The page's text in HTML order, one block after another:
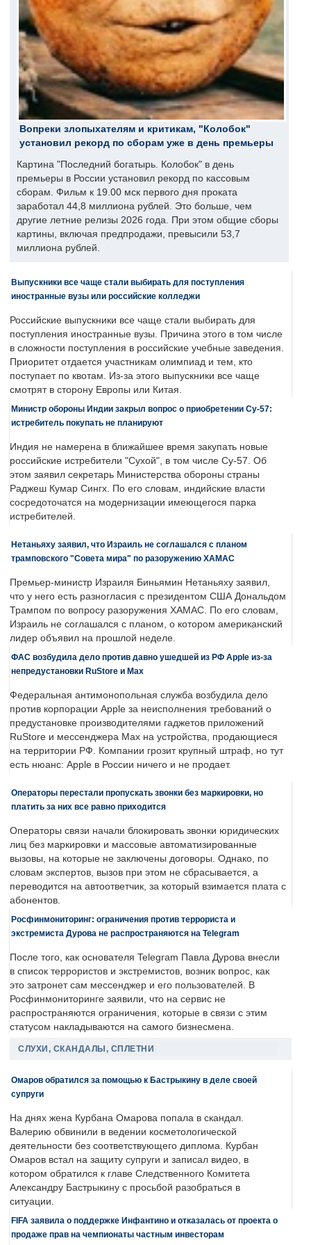
Вопреки злопыхателям и критикам, "Колобок"
установил рекорд по сборам уже в день премьеры
Картина "Последний богатырь. Колобок" в день
премьеры в России установил рекорд по кассовым
сборам. Фильм к 19.00 мск первого дня проката
заработал 44,8 миллиона рублей. Это больше, чем
другие летние релизы 2026 года. При этом общие сборы
картины, включая предпродажи, превысили 53,7
миллиона рублей.
Выпускники все чаще стали выбирать для поступления
иностранные вузы или российские колледжи
Российские выпускники все чаще стали выбирать для
поступления иностранные вузы. Причина этого в том числе
в сложности поступления в российские учебные заведения.
Приоритет отдается участникам олимпиад и тем, кто
поступает по квотам. Из-за этого выпускники все чаще
смотрят в сторону Европы или Китая.
Министр обороны Индии закрыл вопрос о приобретении Су-57:
истребитель покупать не планируют
Индия не намерена в ближайшее время закупать новые
российские истребители "Сухой", в том числе Су-57. Об
этом заявил секретарь Министерства обороны страны
Раджеш Кумар Сингх. По его словам, индийские власти
сосредоточатся на модернизации имеющегося парка
истребителей.
Нетаньяху заявил, что Израиль не соглашался с планом
трамповского "Совета мира" по разоружению ХАМАС
Премьер-министр Израиля Биньямин Нетаньяху заявил,
что у него есть разногласия с президентом США Дональдом
Трампом по вопросу разоружения ХАМАС. По его словам,
Израиль не соглашался с планом, о котором американский
лидер объявил на прошлой неделе.
ФАС возбудила дело против давно ушедшей из РФ Apple из-за
непредустановки RuStore и Max
Федеральная антимонопольная служба возбудила дело
против корпорации Apple за неисполнения требований о
предустановке производителями гаджетов приложений
RuStore и мессенджера Max на устройства, продающиеся
на территории РФ. Компании грозит крупный штраф, но тут
есть нюанс: Apple в России ничего и не продает.
Операторы перестали пропускать звонки без маркировки, но
платить за них все равно приходится
Операторы связи начали блокировать звонки юридических
лиц без маркировки и массовые автоматизированные
вызовы, на которые не заключены договоры. Однако, по
словам экспертов, вызов при этом не сбрасывается, а
переводится на автоответчик, за который взимается плата с
абонентов.
Росфинмониторинг: ограничения против террориста и
экстремиста Дурова не распространяются на Telegram
После того, как основателя Telegram Павла Дурова внесли
в список террористов и экстремистов, возник вопрос, как
это затронет сам мессенджер и его пользователей. В
Росфинмониторинге заявили, что на сервис не
распространяются ограничения, которые в связи с этим
статусом накладываются на самого бизнесмена.
СЛУХИ, СКАНДАЛЫ, СПЛЕТНИ
Омаров обратился за помощью к Бастрыкину в деле своей
супруги
На днях жена Курбана Омарова попала в скандал.
Валерию обвинили в ведении косметологической
деятельности без соответствующего диплома. Курбан
Омаров встал на защиту супруги и записал видео, в
котором обратился к главе Следственного Комитета
Александру Бастрыкину с просьбой разобраться в
ситуации.
FIFA заявила о поддержке Инфантино и отказалась от проекта о
продаже прав на чемпионаты частным инвесторам